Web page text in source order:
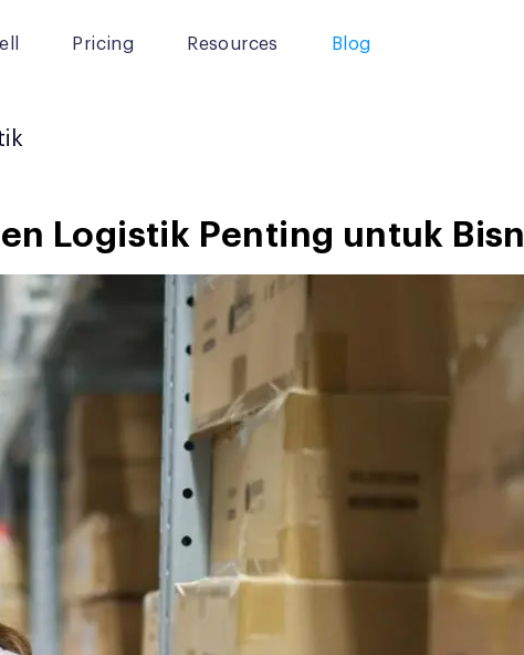
Pricing Resources Blog
Logistik Penting untuk